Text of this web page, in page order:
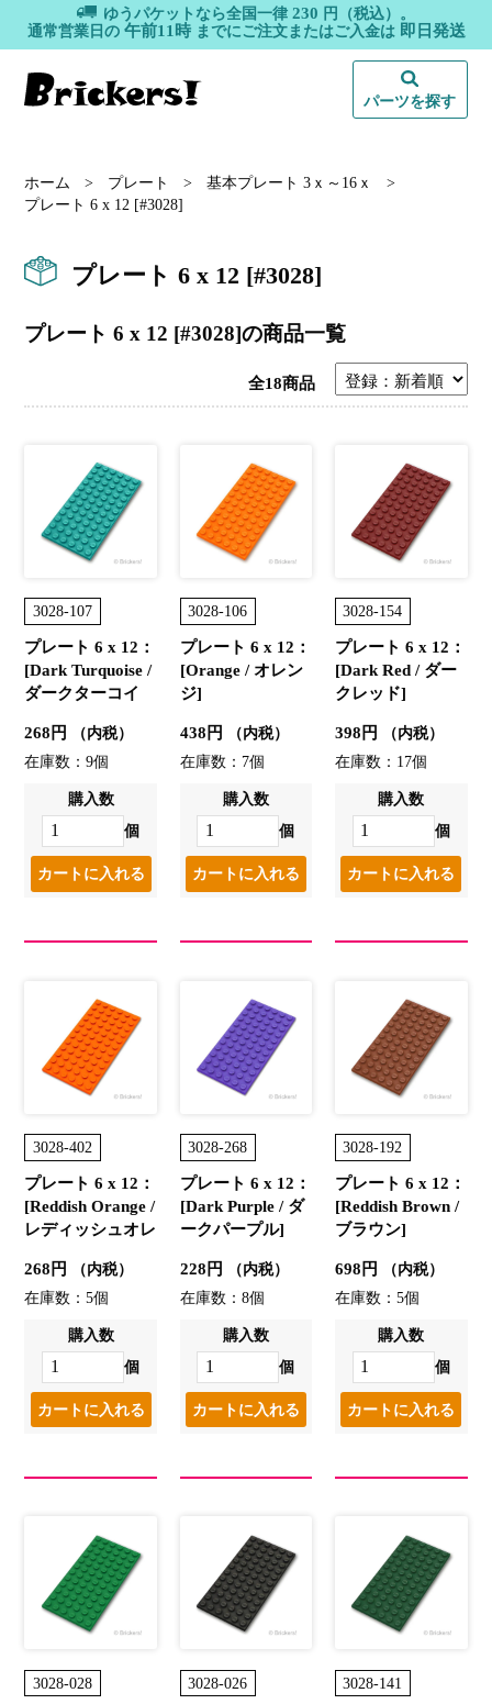
ゆうパケットなら全国一律 230 円（税込）。
通常営業日の 午前11時 までにご注文またはご入金は 即日発送
パーツを探す
ホーム > プレート > 基本プレート 3ｘ～16ｘ
>
プレート 6 x 12 [#3028]
プレート 6 x 12 [#3028]
プレート 6 x 12 [#3028]の商品一覧
全18商品
3028-107
プレート 6 x 12：
[Dark Turquoise /
ダークターコイ
268円
（内税）
在庫数：9個
購入数
個
3028-106
プレート 6 x 12：
[Orange / オレン
ジ]
438円
（内税）
在庫数：7個
購入数
個
3028-154
プレート 6 x 12：
[Dark Red / ダー
クレッド]
398円
（内税）
在庫数：17個
購入数
個
3028-402
プレート 6 x 12：
[Reddish Orange /
レディッシュオレ
268円
（内税）
在庫数：5個
購入数
個
3028-268
プレート 6 x 12：
[Dark Purple / ダ
ークパープル]
228円
（内税）
在庫数：8個
購入数
個
3028-192
プレート 6 x 12：
[Reddish Brown /
ブラウン]
698円
（内税）
在庫数：5個
購入数
個
3028-028 3028-026 3028-141